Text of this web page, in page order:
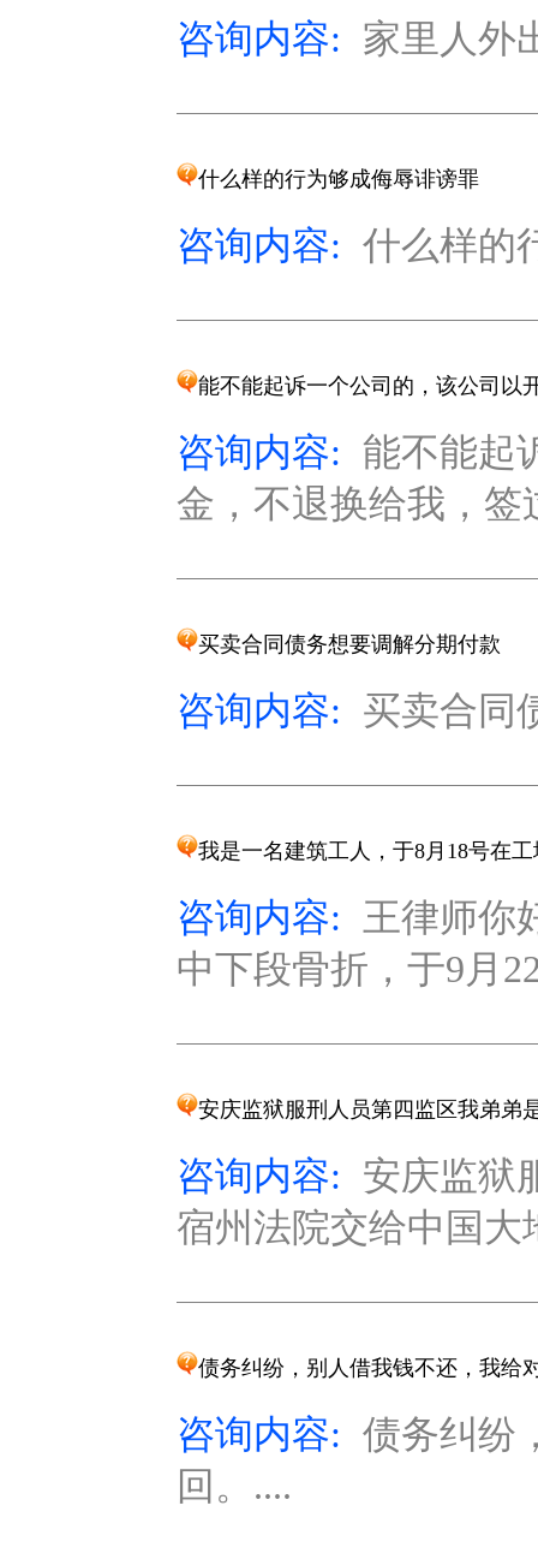
咨询内容: 家里人外
什么样的行为够成侮辱诽谤罪
咨询内容: 什么样的
能不能起诉一个公司的，该公司以
咨询内容: 能不能起
金，不退换给我，签
买卖合同债务想要调解分期付款
咨询内容: 买卖合同
我是一名建筑工人，于8月18号在
咨询内容:
王律师你
中下段骨折，于9月
安庆监狱服刑人员第四监区我弟弟
咨询内容: 安庆监狱
宿州法院交给中国大
债务纠纷，别人借我钱不还，我给
咨询内容: 债务纠纷
回。....